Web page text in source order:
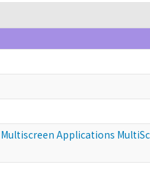
Applications